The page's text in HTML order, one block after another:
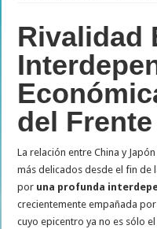
Rivalidad
del
La relación entre China y
más delicados desde el fin de
por una profunda
crecientemente empañada
cuyo epicentro ya no es sólo